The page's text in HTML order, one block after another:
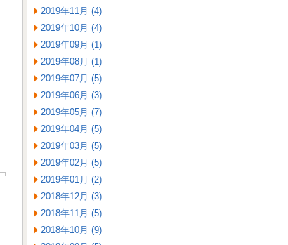
2019年11月 (4)
2019年10月 (4)
2019年09月 (1)
2019年08月 (1)
2019年07月 (5)
2019年06月 (3)
2019年05月 (7)
2019年04月 (5)
2019年03月 (5)
2019年02月 (5)
2019年01月 (2)
2018年12月 (3)
2018年11月 (5)
2018年10月 (9)